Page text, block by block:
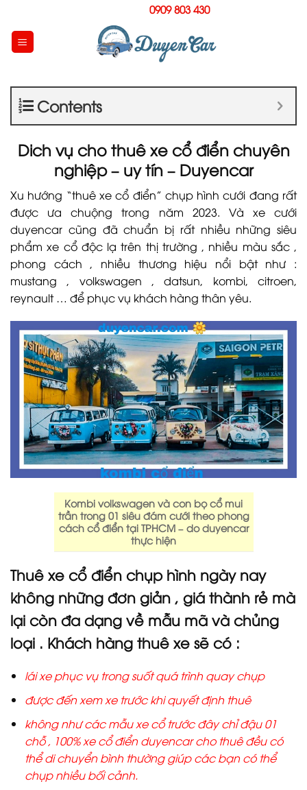
content
0909 803 430
Contents
Dich vụ cho thuê xe cổ điển chuyên
nghiệp – uy tín – Duyencar
Xu hướng “thuê xe cổ điển” chụp hình cưới đang rất
được ưa chuộng trong năm 2023. Và xe cưới
duyencar cũng đã chuẩn bị rất nhiều những siêu
phẩm xe cổ độc lạ trên thị trường , nhiều màu sắc ,
phong cách , nhiều thương hiệu nổi bật như :
mustang , volkswagen , datsun, kombi, citroen,
reynault … để phục vụ khách hàng thân yêu.
Kombi volkswagen và con bọ cổ mui
trần trong 01 siêu đám cưới theo phong
cách cổ điển tại TPHCM – do duyencar
thực hiện
Thuê xe cổ điển chụp hình ngày nay
không những đơn giản , giá thành rẻ mà
lại còn đa dạng về mẫu mã và chủng
loại . Khách hàng thuê xe sẽ có :
lái xe phục vụ trong suốt quá trình quay chụp
được đến xem xe trước khi quyết định thuê
không như các mẫu xe cổ trước đây chỉ đậu 01
chỗ , 100% xe cổ điển duyencar cho thuê đều có
thể di chuyển bình thường giúp các bạn có thể
chụp nhiều bối cảnh.